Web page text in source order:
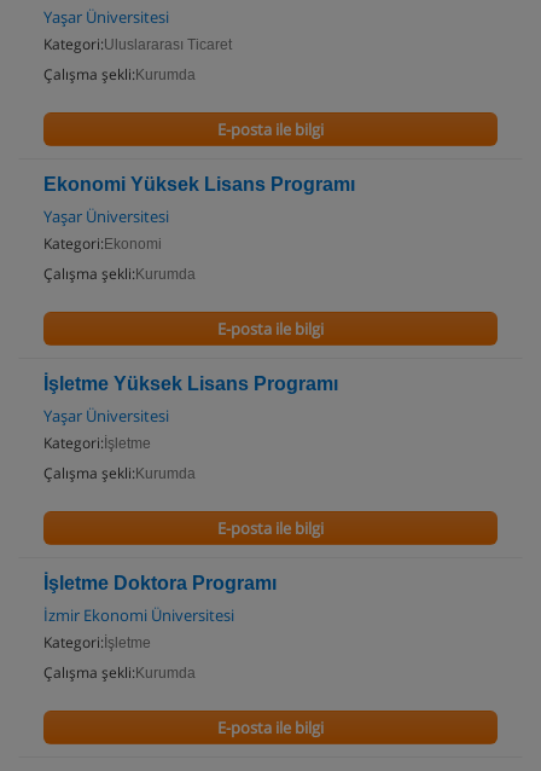
Yaşar Üniversitesi
Kategori:Uluslararası Ticaret
Çalışma şekli: Kurumda
E-posta ile bilgi
Ekonomi Yüksek Lisans Programı
Yaşar Üniversitesi
Kategori: Ekonomi
Çalışma şekli: Kurumda
E-posta ile bilgi
İşletme Yüksek Lisans Programı
Yaşar Üniversitesi
Kategori: İşletme
Çalışma şekli: Kurumda
E-posta ile bilgi
İşletme Doktora Programı
İzmir Ekonomi Üniversitesi
Kategori: İşletme
Çalışma şekli: Kurumda
E-posta ile bilgi